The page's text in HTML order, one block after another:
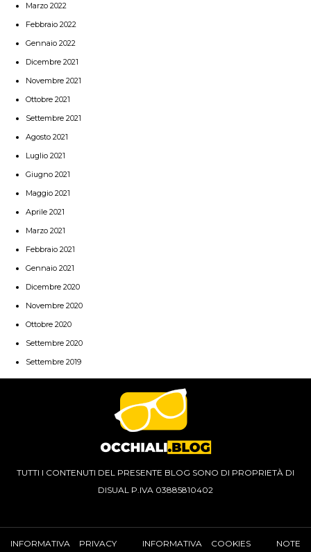
Marzo 2022
Febbraio 2022
Gennaio 2022
Dicembre 2021
Novembre 2021
Ottobre 2021
Settembre 2021
Agosto 2021
Luglio 2021
Giugno 2021
Maggio 2021
Aprile 2021
Marzo 2021
Febbraio 2021
Gennaio 2021
Dicembre 2020
Novembre 2020
Ottobre 2020
Settembre 2020
Settembre 2019
TUTTI I CONTENUTI DEL PRESENTE BLOG SONO DI PROPRIETÀ DI
DISUAL P.IVA 03885810402
INFORMATIVA PRIVACY INFORMATIVA COOKIES NOTE